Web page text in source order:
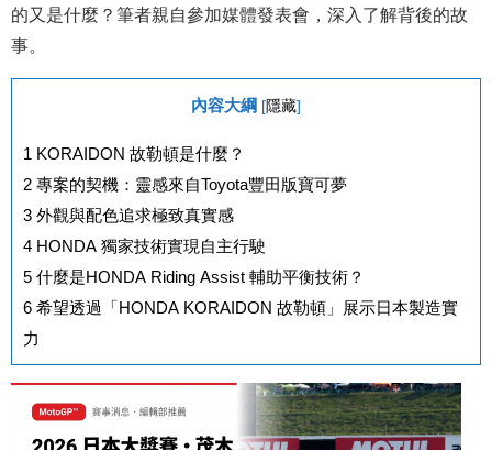
的又是什麼？筆者親自參加媒體發表會，深入了解背後的故
事。
內容大綱 [隱藏]
1 KORAIDON 故勒頓是什麼？
2 專案的契機：靈感來自Toyota豐田版寶可夢
3 外觀與配色追求極致真實感
4 HONDA 獨家技術實現自主行駛
5 什麼是HONDA Riding Assist 輔助平衡技術？
6 希望透過「HONDA KORAIDON 故勒頓」展示日本製造實
力